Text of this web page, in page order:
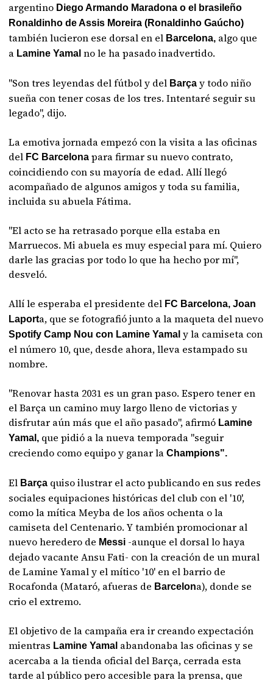
argentino Diego Armando Maradona o el brasileño
Ronaldinho de Assis Moreira (Ronaldinho Gaúcho)
también lucieron ese dorsal en el Barcelona, algo que
a Lamine Yamal no le ha pasado inadvertido.
"Son tres leyendas del fútbol y del Barça y todo niño
sueña con tener cosas de los tres. Intentaré seguir su
legado", dijo.
La emotiva jornada empezó con la visita a las oficinas
del FC Barcelona para firmar su nuevo contrato,
coincidiendo con su mayoría de edad. Allí llegó
acompañado de algunos amigos y toda su familia,
incluida su abuela Fátima.
"El acto se ha retrasado porque ella estaba en
Marruecos. Mi abuela es muy especial para mí. Quiero
darle las gracias por todo lo que ha hecho por mí",
desveló.
Allí le esperaba el presidente del FC Barcelona, Joan
Laporta, que se fotografió junto a la maqueta del nuevo
Spotify Camp Nou con Lamine Yamal y la camiseta con
el número 10, que, desde ahora, lleva estampado su
nombre.
"Renovar hasta 2031 es un gran paso. Espero tener en
el Barça un camino muy largo lleno de victorias y
disfrutar aún más que el año pasado", afirmó Lamine
Yamal, que pidió a la nueva temporada "seguir
creciendo como equipo y ganar la Champions".
El Barça quiso ilustrar el acto publicando en sus redes
sociales equipaciones históricas del club con el '10',
como la mítica Meyba de los años ochenta o la
camiseta del Centenario. Y también promocionar al
nuevo heredero de Messi -aunque el dorsal lo haya
dejado vacante Ansu Fati- con la creación de un mural
de Lamine Yamal y el mítico '10' en el barrio de
Rocafonda (Mataró, afueras de Barcelona), donde se
crio el extremo.
El objetivo de la campaña era ir creando expectación
mientras Lamine Yamal abandonaba las oficinas y se
acercaba a la tienda oficial del Barça, cerrada esta
tarde al público pero accesible para la prensa, que